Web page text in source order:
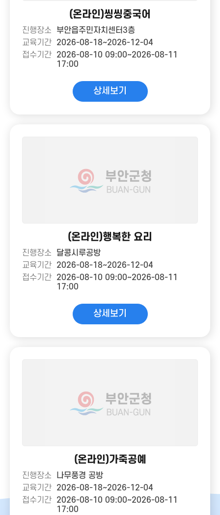
(온라인)씽씽중국어
진행장소
부안읍주민자치센터3층
교육기간
2026-08-18~2026-12-04
접수기간
2026-08-10 09:00~2026-08-11
17:00
상세보기
(온라인)행복한 요리
진행장소
달콩시루공방
교육기간
2026-08-18~2026-12-04
접수기간
2026-08-10 09:00~2026-08-11
17:00
상세보기
(온라인)가죽공예
진행장소
나무풍경 공방
교육기간
2026-08-18~2026-12-04
접수기간
2026-08-10 09:00~2026-08-11
17:00